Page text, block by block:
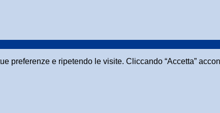
preferenze e ripetendo le visite. Cliccando “Accetta”